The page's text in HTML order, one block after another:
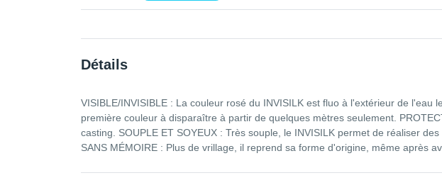
Détails
VISIBLE/INVISIBLE : La couleur rosé du INVISILK est fluo à l'extérieur de
première couleur à disparaître à partir de quelques mètres seulement.
casting. SOUPLE ET SOYEUX : Très souple, le INVISILK permet de réaliser
SANS MÉMOIRE : Plus de vrillage, il reprend sa forme d'origine, même après